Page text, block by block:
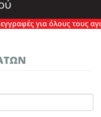
για όλους τους